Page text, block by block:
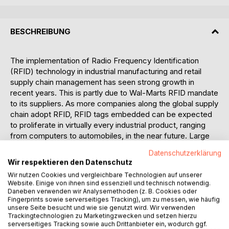
BESCHREIBUNG
The implementation of Radio Frequency Identification
(RFID) technology in industrial manufacturing and retail
supply chain management has seen strong growth in
recent years. This is partly due to Wal-Marts RFID mandate
to its suppliers. As more companies along the global supply
chain adopt RFID, RFID tags embedded can be expected
to proliferate in virtually every industrial product, ranging
from computers to automobiles, in the near future. Large
the U.S. Department of Defense (DoD) have driven recent
developments in RFID technology. This in turn has a
diffusion effect on hundreds of suppliers and
manufacturers as their products are required to be tagged
before shipping to these giant customers.
RFID technology provides a good alternative to
automatically reading and writing product information. In
Datenschutzerklärung
Wir respektieren den Datenschutz
Wir nutzen Cookies und vergleichbare Technologien auf unserer
Website. Einige von ihnen sind essenziell und technisch notwendig.
Daneben verwenden wir Analysemethoden (z. B. Cookies oder
Fingerprints sowie serverseitiges Tracking), um zu messen, wie häufig
unsere Seite besucht und wie sie genutzt wird. Wir verwenden
Trackingtechnologien zu Marketingzwecken und setzen hierzu
serverseitiges Tracking sowie auch Drittanbieter ein, wodurch ggf.